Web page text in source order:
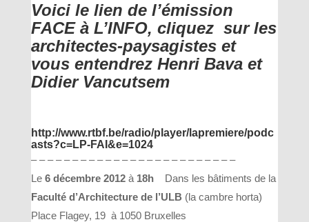
Voici le lien de l’émission
FACE à L’INFO, cliquez sur les
architectes-paysagistes et
vous entendrez Henri Bava et
Didier Vancutsem
http://www.rtbf.be/radio/player/lapremiere/podc
asts?c=LP-FAI&e=1024
– – – – – – – – – – – – – – – – – – – – – – – – –
Le 6 décembre 2012à18h Dans les bâtiments de la
Faculté d’Architecture de l’ULB (la cambre horta)
Place Flagey, 19 à 1050 Bruxelles